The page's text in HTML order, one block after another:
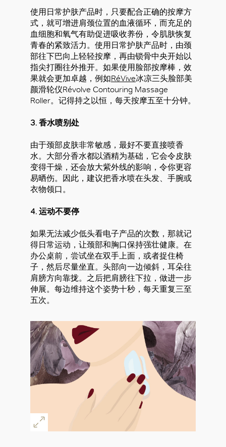
使用日常护肤产品时，只要配合正确的按摩方
式，就可增进肩颈位置的血液循环，而充足的
血细胞和氧气有助促进吸收养份，令肌肤恢复
青春的紧致活力。使用日常护肤产品时，由颈
部往下巴向上轻轻按摩，再由锁骨中央开始以
指尖打圈往外推开。如果使用脸部按摩棒，效
果就会更加卓越，例如RéVive冰凉三头脸部美
颜滑轮仪Révolve Contouring Massage
Roller。记得持之以恒，每天按摩五至十分钟。
3. 香水喷别处
由于颈部皮肤非常敏感，最好不要直接喷香
水。大部分香水都以酒精为基础，它会令皮肤
变得干燥，还会放大紫外线的影响，令你更容
易晒伤。因此，建议把香水喷在头发、手腕或
衣物领口。
4. 运动不要停
如果无法减少低头看电子产品的次数，那就记
得日常运动，让颈部和胸口保持强壮健康。在
办公桌前，尝试坐在双手上面，或者捉住椅
子，然后尽量坐直。头部向一边倾斜，耳朵往
肩膀方向靠拢。之后把肩膀往下拉，做进一步
伸展。每边维持这个姿势十秒，每天重复三至
五次。